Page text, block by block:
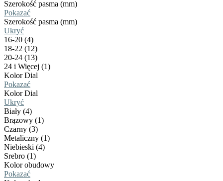
Szerokość pasma (mm)
Pokazać
Szerokość pasma (mm)
Ukryć
16-20 (4)
18-22 (12)
20-24 (13)
24 i Więcej (1)
Kolor Dial
Pokazać
Kolor Dial
Ukryć
Biały (4)
Brązowy (1)
Czarny (3)
Metaliczny (1)
Niebieski (4)
Srebro (1)
Kolor obudowy
Pokazać